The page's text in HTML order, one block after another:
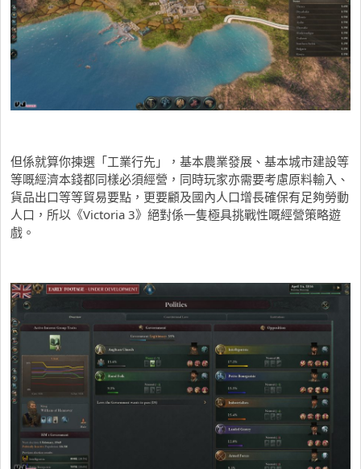
但係就算你揀選「工業行先」，基本農業發展、基本城市建設等
等嘅經濟本錢都同樣必須經營，同時玩家亦需要考慮原料輸入、
貨品出口等等貿易要點，更要顧及國內人口增長確保有足夠勞動
人口，所以《Victoria 3》絕對係一隻極具挑戰性嘅經營策略遊
戲。